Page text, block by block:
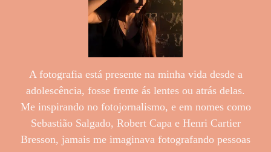
A fotografia está presente na minha vida desde a
adolescência, fosse frente ás lentes ou atrás delas.
Me inspirando no fotojornalismo, e em nomes como
Sebastião Salgado, Robert Capa e Henri Cartier
Bresson, jamais me imaginava fotografando pessoas